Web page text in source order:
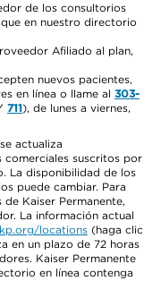
de los consultorios
en nuestro directorio
Afiliado al plan,
nuevos pacientes,
en línea o llame al 303-
711), de lunes a viernes,
actualiza
comerciales suscritos por
La disponibilidad de los
puede cambiar. Para
Kaiser Permanente,
La información actual
kp.org/locations (haga clic
en un plazo de 72 horas
Kaiser Permanente
en línea contenga